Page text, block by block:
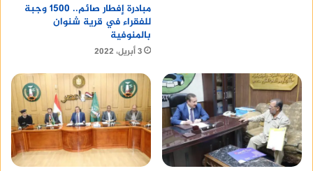
مبادرة إفطار صائم.. 1500 وجبة
للفقراء في قرية شنوان
بالمنوفية
3 أبريل، 2022